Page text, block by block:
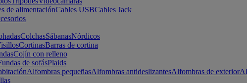
de alimentaciónCables USBCables Jack
ColchasSábanasNórdicos
CortinasBarras de cortina
Cojín con relleno
de sofásPlaids
Alfombras pequeñasAlfombras antideslizantesAlfombras de exterior